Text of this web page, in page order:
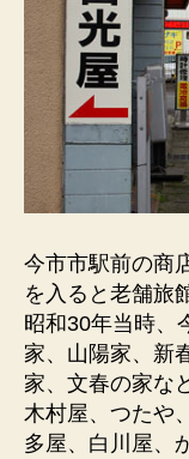
商
Ｋ
旅
今市市駅前の商
を入ると老舗旅
昭和30年当時、
家、山陽家、新
家、文春の家な
木村屋、つたや
多屋、白川屋、